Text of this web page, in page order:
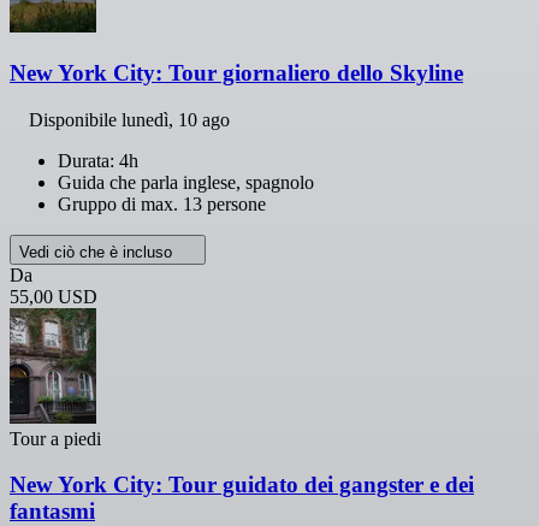
New York City: Tour giornaliero dello Skyline
Disponibile lunedì, 10 ago
Durata: 4h
Guida che parla inglese, spagnolo
Gruppo di max. 13 persone
Vedi ciò che è incluso
Da
55,00 USD
Tour a piedi
New York City: Tour guidato dei gangster e dei
fantasmi